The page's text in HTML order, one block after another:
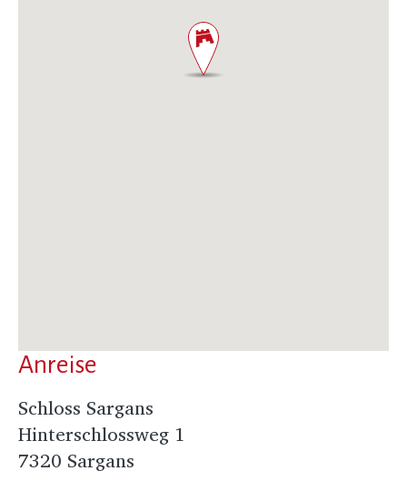
Anreise
Schloss Sargans
Hinterschlossweg 1
7320 Sargans